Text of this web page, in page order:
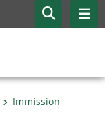
Immission